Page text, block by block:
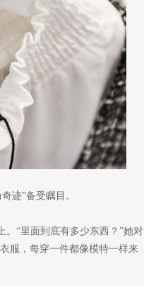
迹”备受瞩目。
。“里面到底有多少东西？”她对
服，每穿一件都像模特一样来